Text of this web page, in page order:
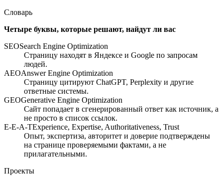
Словарь
Четыре буквы, которые решают, найдут ли вас
SEOSearch Engine Optimization
Страницу находят в Яндексе и Google по запросам
людей.
AEOAnswer Engine Optimization
Страницу цитируют ChatGPT, Perplexity и другие
ответные системы.
GEOGenerative Engine Optimization
Сайт попадает в сгенерированный ответ как источник, а
не просто в список ссылок.
E-E-A-TExperience, Expertise, Authoritativeness, Trust
Опыт, экспертиза, авторитет и доверие подтверждены
на странице проверяемыми фактами, а не
прилагательными.
Проекты